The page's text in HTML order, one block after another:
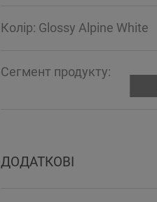
Колір: Glossy Alpine White
Сегмент продукту:
ДОДАТКОВІ